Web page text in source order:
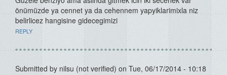
önümüzde ya cennet ya da cehennem yapyiklarimixla niz
belirlicez hangisine gidecegimizi
REPLY
Submitted by nilsu (not verified) on Tue, 06/17/2014 - 10:18